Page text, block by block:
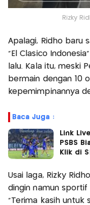
Rizky
Apalagi, Ridho baru
"El Clasico
lalu. Kala itu, meski
bermain dengan 10
kepemimpinannya
Baca Juga :
Link
PSBS
Klik di
Usai laga, Rizky
dingin namun
"Terima kasih untuk